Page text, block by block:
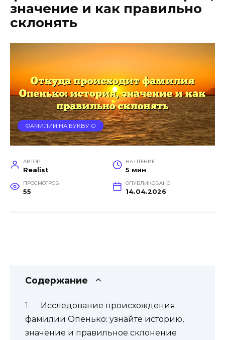
значение и как правильно
склонять
ФАМИЛИИ НА БУКВУ О
АВТОР
Realist
НА ЧТЕНИЕ
5 мин
ПРОСМОТРОВ
55
ОПУБЛИКОВАНО
14.04.2026
Содержание
Исследование происхождения
фамилии Опенько: узнайте историю,
значение и правильное склонение